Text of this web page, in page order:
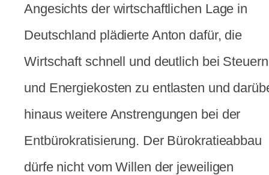
Angesichts der wirtschaftlichen Lage in
Deutschland plädierte Anton dafür, die
Wirtschaft schnell und deutlich bei Steuern
und Energiekosten zu entlasten und
hinaus weitere Anstrengungen bei der
Entbürokratisierung. Der Bürokratieabbau
dürfe nicht vom Willen der jeweiligen